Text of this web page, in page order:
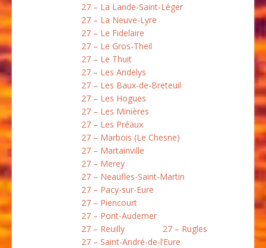
27 – La Lande-Saint-Léger
27 – La Neuve-Lyre
27 – Le Fidelaire
27 – Le Gros-Theil
27 – Le Thuit
27 – Les Andelys
27 – Les Baux-de-Breteuil
27 – Les Hogues
27 – Les Minières
27 – Les Préaux
27 – Marbois (Le Chesne)
27 – Martainville
27 – Merey
27 – Neaufles-Saint-Martin
27 – Pacy-sur-Eure
27 – Piencourt
27 – Pont-Audemer
27 – Reuilly
27 – Rugles
27 – Saint-André-de-l’Eure